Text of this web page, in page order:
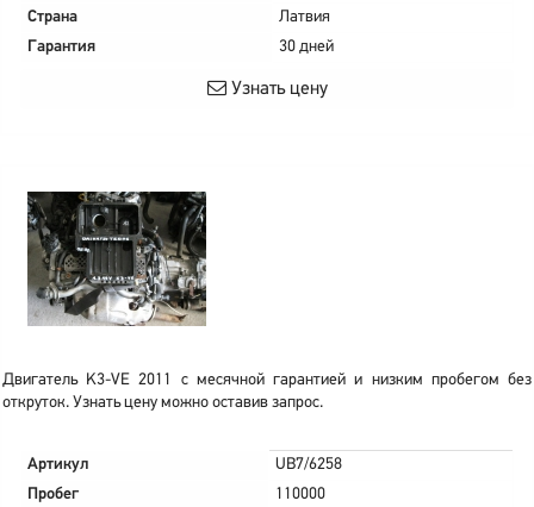
Страна
Латвия
Гарантия
30 дней
Узнать цену
Двигатель K3-VE 2011 с месячной гарантией и низким пробегом без
откруток. Узнать цену можно оставив запрос.
Артикул
UB7/6258
Пробег
110000